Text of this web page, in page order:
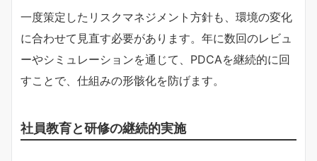
一度策定したリスクマネジメント方針も、環境の変化
に合わせて見直す必要があります。年に数回のレビュ
ーやシミュレーションを通じて、PDCAを継続的に回
すことで、仕組みの形骸化を防げます。
社員教育と研修の継続的実施